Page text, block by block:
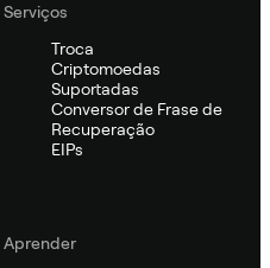
Serviços
Troca
Criptomoedas
Suportadas
Conversor de Frase de
Recuperação
EIPs
Aprender